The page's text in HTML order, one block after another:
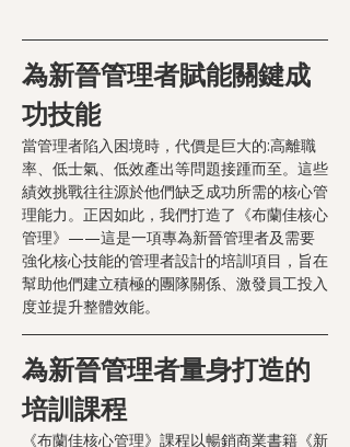
為新晉管理者賦能關鍵成
功技能
當管理者陷入困境時，代價是巨大的:高離職
率、低士氣、低效產出等問題接踵而至。這些
績效挑戰往往源於他們缺乏成功所需的核心管
理能力。正因如此，我們打造了《布蘭佳核心
管理》——這是一項專為新晉管理者及需要
強化核心技能的管理者設計的培訓項目，旨在
幫助他們建立積極的團隊關係、激發員工投入
度並提升整體效能。
為新晉管理者量身打造的
培訓課程
《布蘭佳核心管理》課程以暢銷商業書籍《新